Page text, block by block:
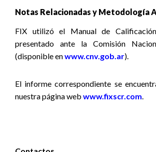
Notas Relacionadas y Metodología
FIX utilizó el Manual de
presentado ante la Comisión
(disponible enwww.cnv.gob.ar).
El informe correspondiente se
nuestra página web www.fixscr.com.